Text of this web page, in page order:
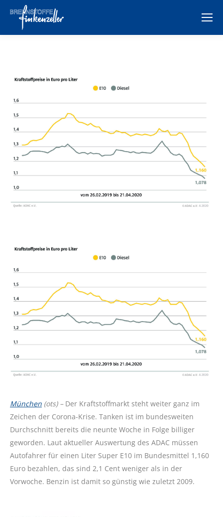
München (ots) – Der Kraftstoffmarkt steht weiter ganz im
Zeichen der Corona-Krise. Tanken ist im bundesweiten
Durchschnitt bereits die neunte Woche in Folge billiger
geworden. Laut aktueller Auswertung des ADAC müssen
Autofahrer für einen Liter Super E10 im Bundesmittel 1,160
Euro bezahlen, das sind 2,1 Cent weniger als in der
Vorwoche. Benzin ist damit so günstig wie zuletzt 2009.